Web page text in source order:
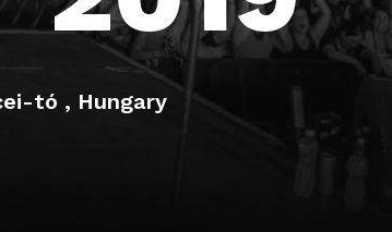
tó , Hungary